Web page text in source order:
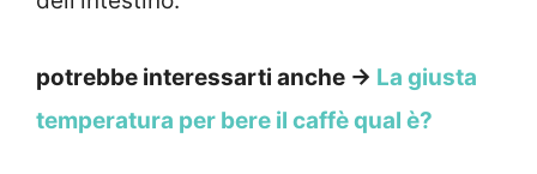
potrebbe interessarti anche → La giusta
temperatura per bere il caffè qual è?